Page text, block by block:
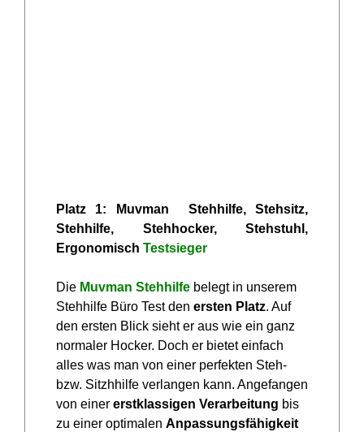
Platz 1: Muvman Stehhilfe, Stehsitz,
Stehhilfe, Stehhocker, Stehstuhl,
Ergonomisch Testsieger
Die Muvman Stehhilfebelegt in unserem
Stehhilfe Büro Test den ersten Platz. Auf
den ersten Blick sieht er aus wie ein ganz
normaler Hocker. Doch er bietet einfach
alles was man von einer perfekten Steh-
bzw. Sitzhhilfe verlangen kann. Angefangen
von einer erstklassigen Verarbeitung bis
zu einer optimalen Anpassungsfähigkeit